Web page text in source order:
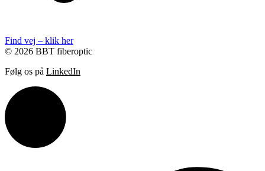
Find vej – klik her
© 2026 BBT fiberoptic
Følg os på LinkedIn